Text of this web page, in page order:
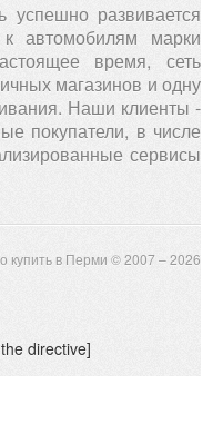
успешно развивается
автомобилям марки
время, сеть
магазинов и одну
Наши клиенты -
покупатели, в числе
сервисы
купить в Перми © 2007 – 2026
directive]